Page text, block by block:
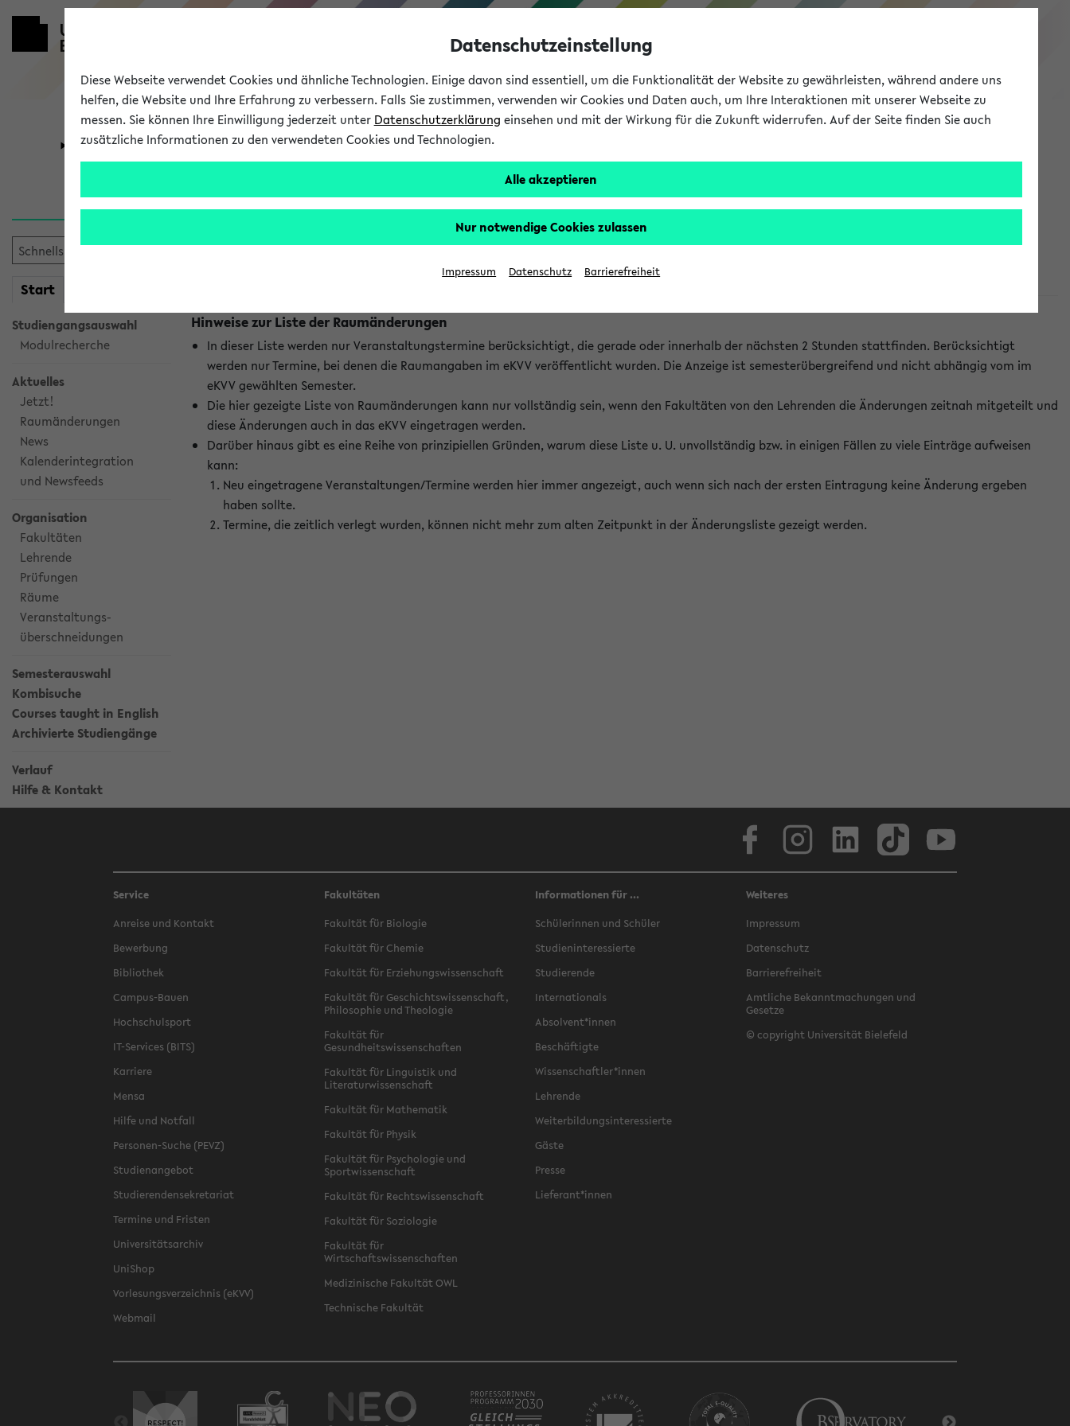
eKVV
Universität Forschung Studium
Start
Studiengangsauswahl
Modulrecherche
Aktuelles
Jetzt!
Raumänderungen
News
Kalenderintegration
und Newsfeeds
Organisation
Fakultäten
Lehrende
Prüfungen
Räume
Veranstaltungs-
überschneidungen
Semesterauswahl
Kombisuche
Courses taught in English
Archivierte Studiengänge
Verlauf
Hilfe & Kontakt
Raumänderungen
Hinweise zur Liste der Raumänderungen
In dieser Liste werden nur Veranstaltungstermine berücksichtigt, die gerade oder innerhalb der nächsten 2 Stunden stattfinden. Berücksichtigt
werden nur Termine, bei denen die Raumangaben im eKVV veröffentlicht wurden. Die Anzeige ist semesterübergreifend und nicht abhängig vom im
eKVV gewählten Semester.
Die hier gezeigte Liste von Raumänderungen kann nur vollständig sein, wenn den Fakultäten von den Lehrenden die Änderungen zeitnah mitgeteilt und
diese Änderungen auch in das eKVV eingetragen werden.
Darüber hinaus gibt es eine Reihe von prinzipiellen Gründen, warum diese Liste u. U. unvollständig bzw. in einigen Fällen zu viele Einträge aufweisen
kann:
Neu eingetragene Veranstaltungen/Termine werden hier immer angezeigt, auch wenn sich nach der ersten Eintragung keine Änderung ergeben
haben sollte.
Termine, die zeitlich verlegt wurden, können nicht mehr zum alten Zeitpunkt in der Änderungsliste gezeigt werden.
Service
Anreise und Kontakt
Bewerbung
Bibliothek
Campus-Bauen
Hochschulsport
IT-Services (BITS)
Karriere
Mensa
Hilfe und Notfall
Personen-Suche (PEVZ)
Studienangebot
Studierendensekretariat
Termine und Fristen
Universitätsarchiv
UniShop
Vorlesungsverzeichnis (eKVV)
Webmail
Fakultäten
Fakultät für Biologie
Fakultät für Chemie
Fakultät für Erziehungswissenschaft
Fakultät für Geschichtswissenschaft,
Philosophie und Theologie
Fakultät für
Gesundheitswissenschaften
Fakultät für Linguistik und
Literaturwissenschaft
Fakultät für Mathematik
Fakultät für Physik
Fakultät für Psychologie und
Sportwissenschaft
Fakultät für Rechtswissenschaft
Fakultät für Soziologie
Fakultät für
Wirtschaftswissenschaften
Medizinische Fakultät OWL
Technische Fakultät
Informationen für ...
Schülerinnen und Schüler
Studieninteressierte
Studierende
Internationals
Absolvent*innen
Beschäftigte
Wissenschaftler*innen
Lehrende
Weiterbildungsinteressierte
Gäste
Presse
Lieferant*innen
Weiteres
Impressum
Datenschutz
Barrierefreiheit
Amtliche Bekanntmachungen und
Gesetze
© copyright Universität Bielefeld
Datenschutzeinstellung
Diese Webseite verwendet Cookies und ähnliche Technologien. Einige davon sind essentiell, um die Funktionalität der Website zu gewährleisten, während andere uns
helfen, die Website und Ihre Erfahrung zu verbessern. Falls Sie zustimmen, verwenden wir Cookies und Daten auch, um Ihre Interaktionen mit unserer Webseite zu
messen. Sie können Ihre Einwilligung jederzeit unter Datenschutzerklärung einsehen und mit der Wirkung für die Zukunft widerrufen. Auf der Seite finden Sie auch
zusätzliche Informationen zu den verwendeten Cookies und Technologien.
Alle akzeptieren
Nur notwendige Cookies zulassen
Impressum Datenschutz Barrierefreiheit